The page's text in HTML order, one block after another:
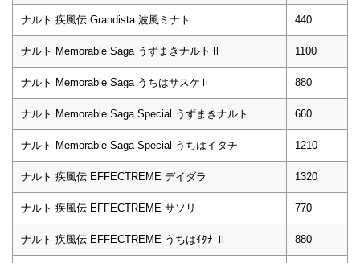
ナルト 疾風伝 Grandista 波風ミナト 440
ナルト Memorable Saga うずまきナルトⅡ 1100
ナルト Memorable Saga うちはサスケⅡ 880
ナルト Memorable Saga Special うずまきナルト 660
ナルト Memorable Saga Special うちはイタチ 1210
ナルト 疾風伝 EFFECTREME デイダラ 1320
ナルト 疾風伝 EFFECTREME サソリ 770
ナルト 疾風伝 EFFECTREME うちはｲﾀﾁ Ⅱ 880